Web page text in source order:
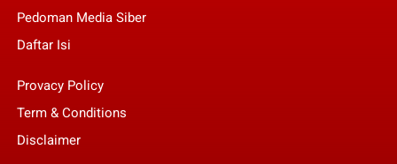
Pedoman Media Siber
Daftar Isi
Provacy Policy
Term & Conditions
Disclaimer